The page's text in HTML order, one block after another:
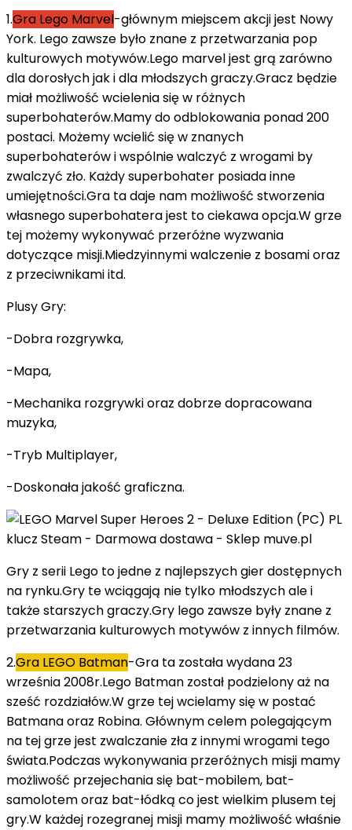
1.Gra Lego Marvel-głównym miejscem akcji jest Nowy
York. Lego zawsze było znane z przetwarzania pop
kulturowych motywów.Lego marvel jest grą zarówno
dla dorosłych jak i dla młodszych graczy.Gracz będzie
miał możliwość wcielenia się w różnych
superbohaterów.Mamy do odblokowania ponad 200
postaci. Możemy wcielić się w znanych
superbohaterów i wspólnie walczyć z wrogami by
zwalczyć zło. Każdy superbohater posiada inne
umiejętności.Gra ta daje nam możliwość stworzenia
własnego superbohatera jest to ciekawa opcja.W grze
tej możemy wykonywać przeróżne wyzwania
dotyczące misji.Miedzyinnymi walczenie z bosami oraz
z przeciwnikami itd.
Plusy Gry:
-Dobra rozgrywka,
-Mapa,
-Mechanika rozgrywki oraz dobrze dopracowana
muzyka,
-Tryb Multiplayer,
-Doskonała jakość graficzna.
Gry z serii Lego to jedne z najlepszych gier dostępnych
na rynku.Gry te wciągają nie tylko młodszych ale i
także starszych graczy.Gry lego zawsze były znane z
przetwarzania kulturowych motywów z innych filmów.
2.Gra LEGO Batman-Gra ta została wydana 23
września 2008r.Lego Batman został podzielony aż na
sześć rozdziałów.W grze tej wcielamy się w postać
Batmana oraz Robina. Głównym celem polegającym
na tej grze jest zwalczanie zła z innymi wrogami tego
świata.Podczas wykonywania przeróżnych misji mamy
możliwość przejechania się bat-mobilem, bat-
samolotem oraz bat-łódką co jest wielkim plusem tej
gry.W każdej rozegranej misji mamy możliwość właśnie